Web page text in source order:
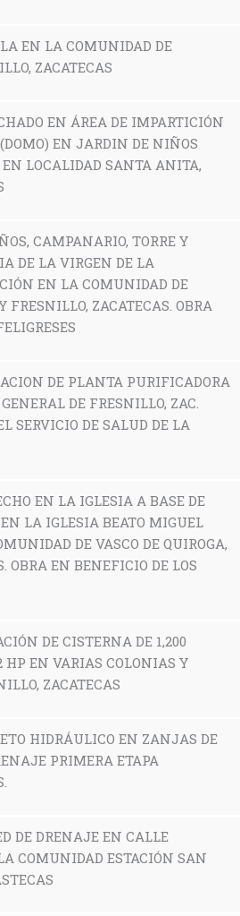
EN LA COMUNIDAD DE
ZACATECAS
EN ÁREA DE IMPARTICIÓN
EN JARDIN DE NIÑOS
LOCALIDAD SANTA ANITA,
CAMPANARIO, TORRE Y
DE LA VIRGEN DE LA
EN LA COMUNIDAD DE
ZACATECAS. OBRA
DE PLANTA PURIFICADORA
DE FRESNILLO, ZAC.
SERVICIO DE SALUD DE LA
EN LA IGLESIA A BASE DE
LA IGLESIA BEATO MIGUEL
DE VASCO DE QUIROGA,
OBRA EN BENEFICIO DE LOS
DE CISTERNA DE 1,200
HP EN VARIAS COLONIAS Y
ZACATECAS
HIDRÁULICO EN ZANJAS DE
PRIMERA ETAPA
DE DRENAJE EN CALLE
COMUNIDAD ESTACIÓN SAN